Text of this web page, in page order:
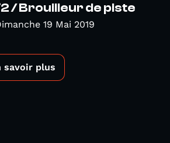
/ Brouilleur de piste
19 Mai 2019
savoir plus